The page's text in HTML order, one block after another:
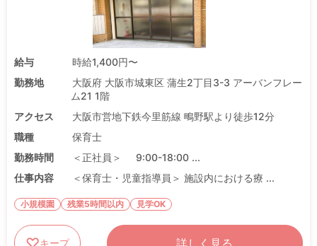
給与
時給1,400円〜
勤務地
大阪府 大阪市城東区 蒲生2丁目3-3 アーバンフレー
ム21 1階
アクセス
大阪市営地下鉄今里筋線 鴫野駅より徒歩12分
職種
保育士
勤務時間
＜正社員＞ 9:00-18:00 ...
仕事内容
＜保育士・児童指導員＞ 施設内における療 ...
小規模園 残業5時間以内 見学OK
キープ 詳しく見る